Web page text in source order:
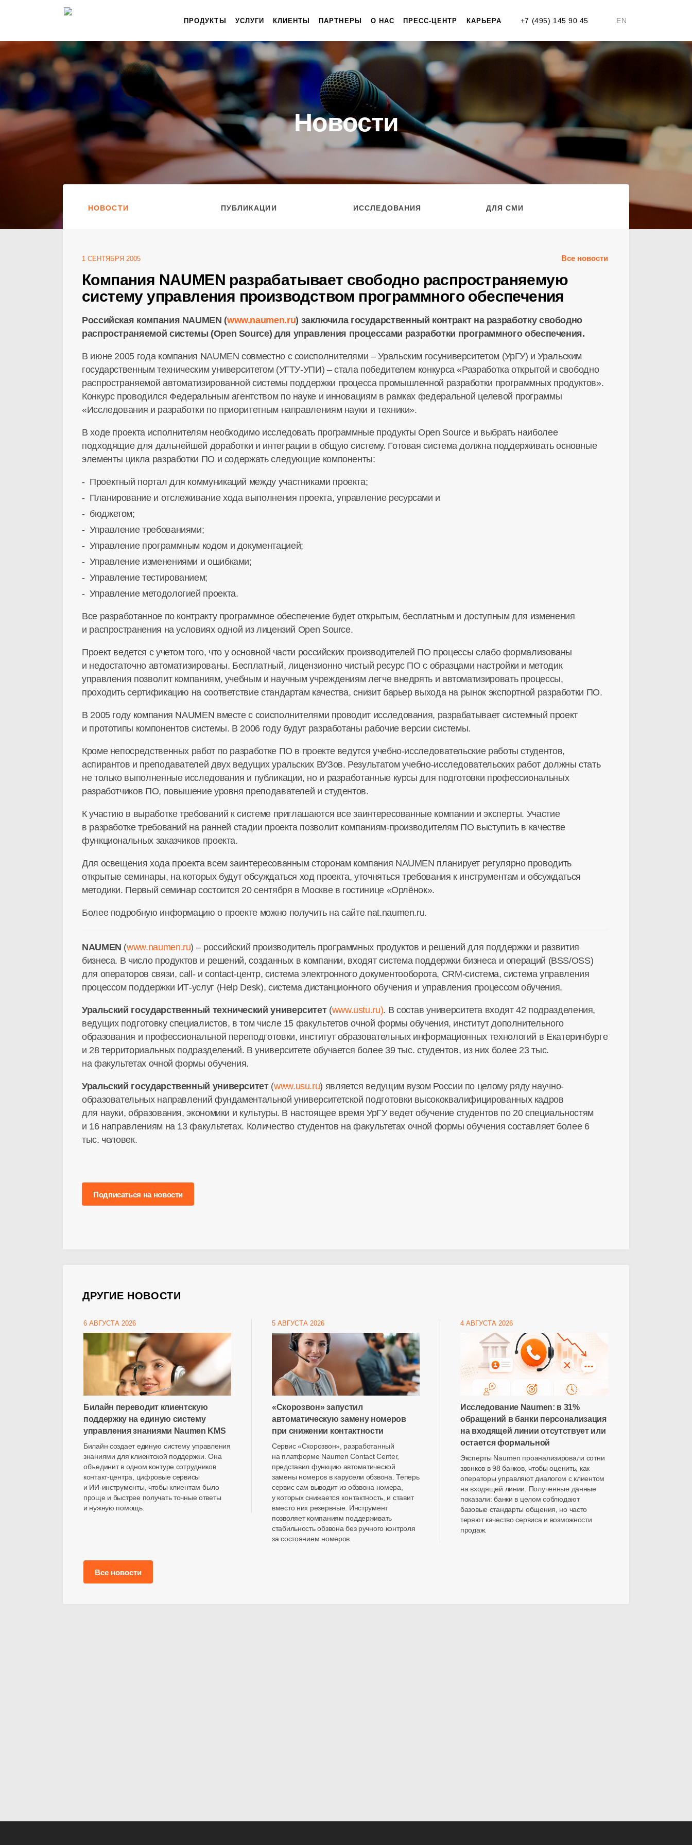
+7 (495) 145 90 45 EN
ПРОДУКТЫ УСЛУГИ КЛИЕНТЫ ПАРТНЕРЫ О НАС ПРЕСС-ЦЕНТР КАРЬЕРА
Новости
НОВОСТИ ПУБЛИКАЦИИ ИССЛЕДОВАНИЯ ДЛЯ СМИ
Все новости
1 СЕНТЯБРЯ 2005
Компания NAUMEN разрабатывает свободно распространяемую
систему управления производством программного обеспечения
Российская компания NAUMEN (www.naumen.ru) заключила государственный контракт на разработку свободно
распространяемой системы (Open Source) для управления процессами разработки программного обеспечения.
В июне 2005 года компания NAUMEN совместно с соисполнителями – Уральским госуниверситетом (УрГУ) и Уральским
государственным техническим университетом (УГТУ-УПИ) – стала победителем конкурса «Разработка открытой и свободно
распространяемой автоматизированной системы поддержки процесса промышленной разработки программных продуктов».
Конкурс проводился Федеральным агентством по науке и инновациям в рамках федеральной целевой программы
«Исследования и разработки по приоритетным направлениям науки и техники».
В ходе проекта исполнителям необходимо исследовать программные продукты Open Source и выбрать наиболее
подходящие для дальнейшей доработки и интеграции в общую систему. Готовая система должна поддерживать основные
элементы цикла разработки ПО и содержать следующие компоненты:
Проектный портал для коммуникаций между участниками проекта;
Планирование и отслеживание хода выполнения проекта, управление ресурсами и
бюджетом;
Управление требованиями;
Управление программным кодом и документацией;
Управление изменениями и ошибками;
Управление тестированием;
Управление методологией проекта.
Все разработанное по контракту программное обеспечение будет открытым, бесплатным и доступным для изменения
и распространения на условиях одной из лицензий Open Source.
Проект ведется с учетом того, что у основной части российских производителей ПО процессы слабо формализованы
и недостаточно автоматизированы. Бесплатный, лицензионно чистый ресурс ПО с образцами настройки и методик
управления позволит компаниям, учебным и научным учреждениям легче внедрять и автоматизировать процессы,
проходить сертификацию на соответствие стандартам качества, снизит барьер выхода на рынок экспортной разработки ПО.
В 2005 году компания NAUMEN вместе с соисполнителями проводит исследования, разрабатывает системный проект
и прототипы компонентов системы. В 2006 году будут разработаны рабочие версии системы.
Кроме непосредственных работ по разработке ПО в проекте ведутся учебно-исследовательские работы студентов,
аспирантов и преподавателей двух ведущих уральских ВУЗов. Результатом учебно-исследовательских работ должны стать
не только выполненные исследования и публикации, но и разработанные курсы для подготовки профессиональных
разработчиков ПО, повышение уровня преподавателей и студентов.
К участию в выработке требований к системе приглашаются все заинтересованные компании и эксперты. Участие
в разработке требований на ранней стадии проекта позволит компаниям-производителям ПО выступить в качестве
функциональных заказчиков проекта.
Для освещения хода проекта всем заинтересованным сторонам компания NAUMEN планирует регулярно проводить
открытые семинары, на которых будут обсуждаться ход проекта, уточняться требования к инструментам и обсуждаться
методики. Первый семинар состоится 20 сентября в Москве в гостинице «Орлёнок».
Более подробную информацию о проекте можно получить на сайте nat.naumen.ru.
NAUMEN (www.naumen.ru) – российский производитель программных продуктов и решений для поддержки и развития
бизнеса. В число продуктов и решений, созданных в компании, входят система поддержки бизнеса и операций (BSS/OSS)
для операторов связи, call- и contact-центр, система электронного документооборота, CRM-система, система управления
процессом поддержки ИТ-услуг (Help Desk), система дистанционного обучения и управления процессом обучения.
Уральский государственный технический университет(www.ustu.ru). В состав университета входят 42 подразделения,
ведущих подготовку специалистов, в том числе 15 факультетов очной формы обучения, институт дополнительного
образования и профессиональной переподготовки, институт образовательных информационных технологий в Екатеринбурге
и 28 территориальных подразделений. В университете обучается более 39 тыс. студентов, из них более 23 тыс.
на факультетах очной формы обучения.
Уральский государственный университет(www.usu.ru) является ведущим вузом России по целому ряду научно-
образовательных направлений фундаментальной университетской подготовки высококвалифицированных кадров
для науки, образования, экономики и культуры. В настоящее время УрГУ ведет обучение студентов по 20 специальностям
и 16 направлениям на 13 факультетах. Количество студентов на факультетах очной формы обучения составляет более 6
тыс. человек.
Подписаться на новости
ДРУГИЕ НОВОСТИ
6 АВГУСТА 2026
Билайн переводит клиентскую
поддержку на единую систему
управления знаниями Naumen KMS
Билайн создает единую систему управления
знаниями для клиентской поддержки. Она
объединит в одном контуре сотрудников
контакт-центра , цифровые сервисы
и ИИ-инструменты , чтобы клиентам было
проще и быстрее получать точные ответы
и нужную помощь.
5 АВГУСТА 2026
«Скорозвон» запустил
автоматическую замену номеров
при снижении контактности
Сервис «Скорозвон», разработанный
на платформе Naumen Contact Center,
представил функцию автоматической
замены номеров в карусели обзвона. Теперь
сервис сам выводит из обзвона номера,
у которых снижается контактность, и ставит
вместо них резервные. Инструмент
позволяет компаниям поддерживать
стабильность обзвона без ручного контроля
за состоянием номеров.
4 АВГУСТА 2026
Исследование Naumen: в 31%
обращений в банки персонализация
на входящей линии отсутствует или
остается формальной
Эксперты Naumen проанализировали сотни
звонков в 98 банков, чтобы оценить, как
операторы управляют диалогом с клиентом
на входящей линии. Полученные данные
показали: банки в целом соблюдают
базовые стандарты общения, но часто
теряют качество сервиса и возможности
продаж.
Все новости